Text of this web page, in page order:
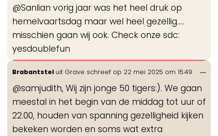
@Sanlian vorig jaar was het heel druk op
hemelvaartsdag maar wel heel gezellig.....
misschien gaan wij ook. Check onze sdc:
yesdoublefun
Brabantstel uit Grave schreef op 22 mei 2025 om 15:49
@samjudith, Wij zijn jonge 50 tigers:). We gaan
meestal in het begin van de middag tot uur of
22.00, houden van spanning gezelligheid kijken
bekeken worden en soms wat extra
...